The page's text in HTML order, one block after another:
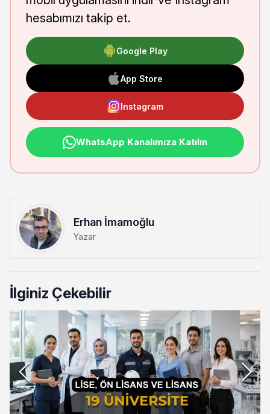
hesabımızı takip et.
Google Play
App Store
Instagram
WhatsApp Kanalımıza Katılın
Erhan İmamoğlu
Yazar
İlginiz Çekebilir